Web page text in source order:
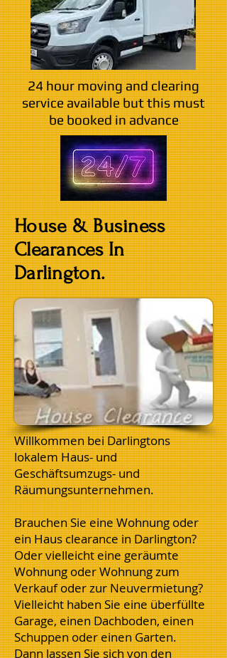
24 hour moving and clearing
service available but this must
be booked in advance
House & Business
Clearances In
Darlington.
Willkommen bei Darlingtons
lokalem Haus- und
Geschäftsumzugs- und
Räumungsunternehmen.
Brauchen Sie eine Wohnung oder
ein Haus clearance in Darlington?
Oder vielleicht eine geräumte
Wohnung oder Wohnung zum
Verkauf oder zur Neuvermietung?
Vielleicht haben Sie eine überfüllte
Garage, einen Dachboden, einen
Schuppen oder einen Garten.
Dann lassen Sie sich von den